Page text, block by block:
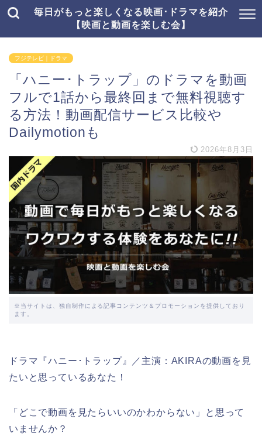
毎日がもっと楽しくなる映画･ドラマを紹介
【映画と動画を楽しむ会】
フジテレビ｜ドラマ
「ハニー･トラップ」のドラマを動画
フルで1話から最終回まで無料視聴す
る方法！動画配信サービス比較や
Dailymotionも
2026年8月3日
※当サイトは、独自制作による記事コンテンツ＆プロモーションを提供しており
ます。
ドラマ『ハニー･トラップ』／主演：AKIRAの動画を見
たいと思っているあなた！
「どこで動画を見たらいいのかわからない」と思って
いませんか？